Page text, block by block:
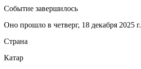
Событие завершилось
Оно прошло в четверг, 18 декабря 2025 г.
Страна
Катар